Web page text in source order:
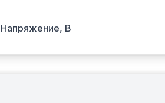
Напряжение, В